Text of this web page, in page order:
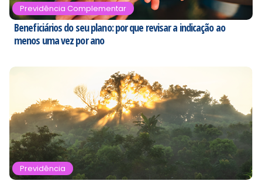
Previdência Complementar
Beneficiários do seu plano: por que revisar a indicação ao
menos uma vez por ano
Previdência